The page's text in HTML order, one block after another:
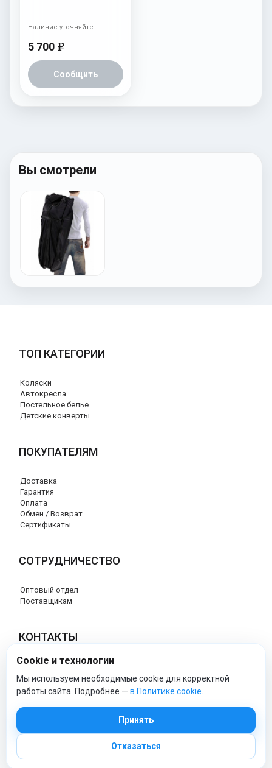
5 700 e
Сообщить
Наличие уточняйте
Вы смотрели
ТОП КАТЕГОРИИ
Коляски
Автокресла
Постельное белье
Детские конверты
ПОКУПАТЕЛЯМ
Доставка
Гарантия
Оплата
Обмен / Возврат
Сертификаты
СОТРУДНИЧЕСТВО
Оптовый отдел
Поставщикам
КОНТАКТЫ
8 (800) 707-76-34
info@esspero-market.ru
© 2026 Esspero-market.ru
Политика обработки персональных данных
| Политика cookie
Cookie и технологии
Мы используем необходимые cookie для корректной
работы сайта. Подробнее — в Политике cookie
Принять
Отказаться